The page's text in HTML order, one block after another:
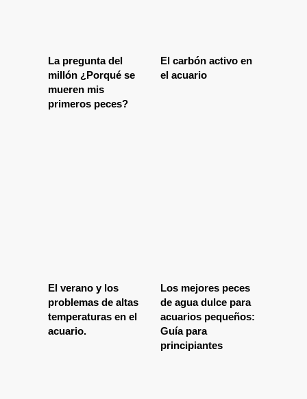
La pregunta del
millón ¿Porqué se
mueren mis
primeros peces?
El carbón activo en
el acuario
El verano y los
problemas de altas
temperaturas en el
acuario.
Los mejores peces
de agua dulce para
acuarios pequeños:
Guía para
principiantes